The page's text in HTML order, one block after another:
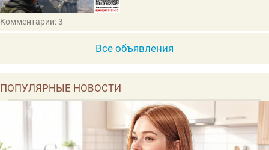
Комментарии: 3
Все объявления
ПОПУЛЯРНЫЕ НОВОСТИ